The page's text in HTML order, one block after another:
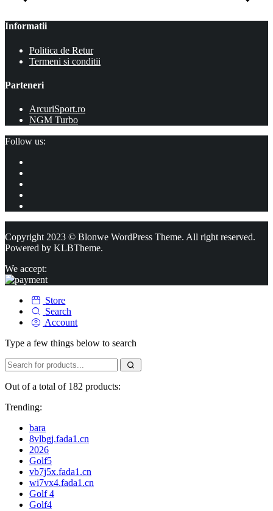
Informatii
Politica de Retur
Termeni si conditii
Parteneri
ArcuriSport.ro
NGM Turbo
Follow us:
Copyright 2023 © Blonwe WordPress Theme. All right reserved.
Powered by KLBTheme.
We accept:
Store
Search
Account
Type a few things below to search
Out of a total of 182 products:
Trending:
bara
8vlbgj.fada1.cn
2026
Golf5
vb7j5x.fada1.cn
wi7vx4.fada1.cn
Golf 4
Golf4